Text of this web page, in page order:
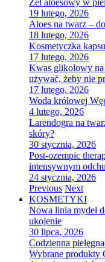
Żel aloesowy w
19 lutego, 2026
Aloes na twarz –
18 lutego, 2026
Kosmetyczka
17 lutego, 2026
Kwas glikolowy na
używać, żeby nie
17 lutego, 2026
Woda królowej
4 lutego, 2026
Larendogra na
skóry?
30 stycznia, 2026
Post-ozempic
intensywnym
24 stycznia, 2026
Previous Next
KOSMETYKI
Nowa linia mydeł
ukojenie
30 lipca, 2026
Codzienna
Wybrane produkty